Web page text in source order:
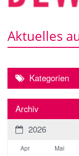
Aktuelles
Kategorien
Archiv
2026
Apr Mai